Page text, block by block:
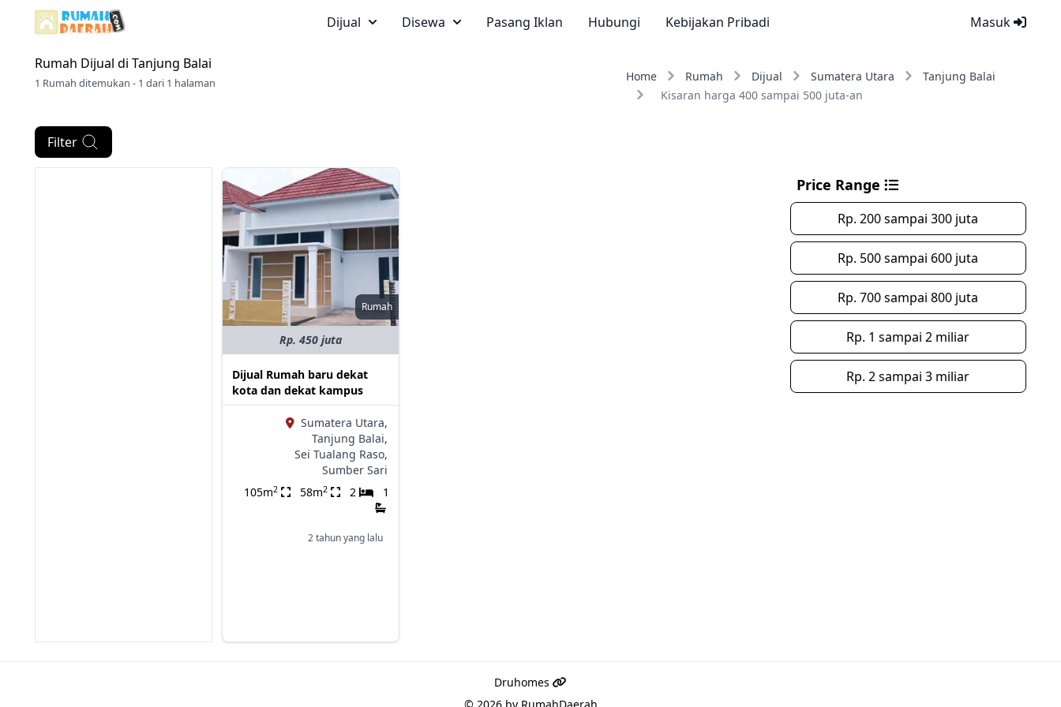
Masuk
Dijual Disewa Pasang Iklan Hubungi Kebijakan Pribadi
Rumah Dijual di Tanjung Balai
1 Rumah ditemukan - 1 dari 1 halaman Home Rumah Dijual Sumatera Utara
Tanjung Balai
Kisaran harga 400 sampai 500 juta-an
Filter
Rumah
Rp. 450 juta
Dijual Rumah baru dekat
kota dan dekat kampus
Sumatera Utara,
Tanjung Balai,
Sei Tualang Raso,
Sumber Sari
105m2 58m2 2 1
2 tahun yang lalu
Price Range
Rp. 200 sampai 300 juta
Rp. 500 sampai 600 juta
Rp. 700 sampai 800 juta
Rp. 1 sampai 2 miliar
Rp. 2 sampai 3 miliar
Druhomes